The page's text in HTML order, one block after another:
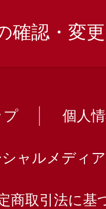
確認・変更
プ 個人
シャルメディ
商取引法に基